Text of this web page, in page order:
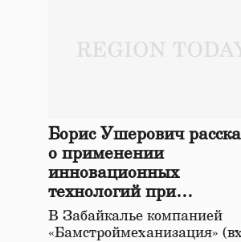
Борис Ушерович
о применении
инновационных
технологий при
строительстве нового
в Забайкалье
В Забайкалье компанией
«Бамстроймеханизация»